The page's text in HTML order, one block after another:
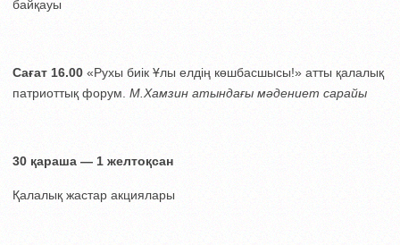
байқауы
Сағат 16.00 «Рухы биік Ұлы елдің көшбасшысы!» атты қалалық
патриоттық форум. М.Хамзин атындағы мәдениет сарайы
30 қараша — 1 желтоқсан
Қалалық жастар акциялары